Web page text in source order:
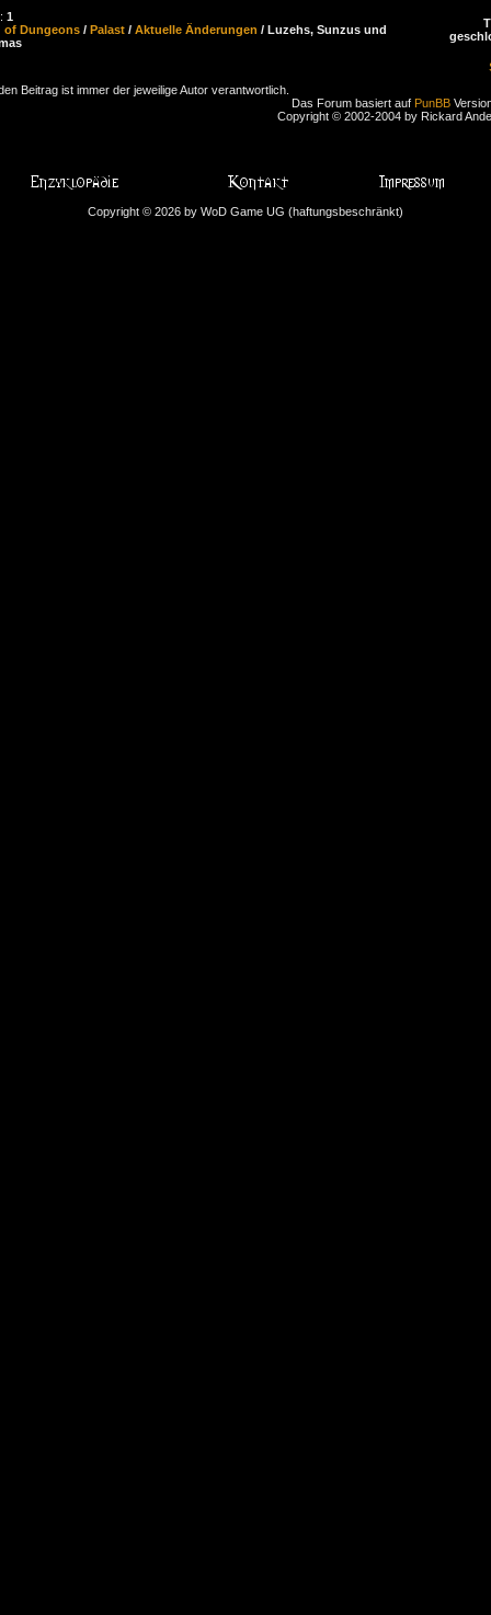
1
of Dungeons / Palast / Aktuelle Änderungen / Luzehs, Sunzus und
Beitrag ist immer der jeweilige Autor verantwortlich.
Das Forum basiert auf PunBB
Copyright © 2002-2004 by Rickard
Copyright © 2026 by WoD Game UG (haftungsbeschränkt)